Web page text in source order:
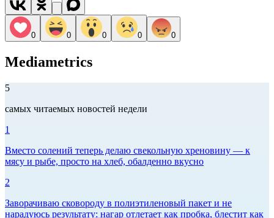
0 0 0 0 0
Mediametrics
5
самых читаемых новостей недели
1
Вместо солений теперь делаю свекольную хреновину — к
мясу и рыбе, просто на хлеб, обалденно вкусно
2
Заворачиваю сковороду в полиэтиленовый пакет и не
нарадуюсь результату: нагар отлетает как пробка, блестит как